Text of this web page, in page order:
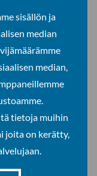
sisällön ja
median
median,
tietoja muihin
joita on kerätty,